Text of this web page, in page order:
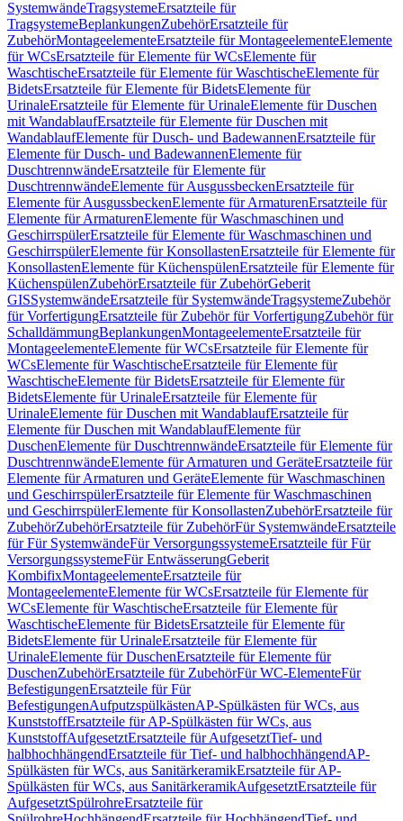
SystemwändeTragsystemeErsatzteile für
TragsystemeBeplankungenZubehörErsatzteile für
ZubehörMontageelementeErsatzteile für MontageelementeElemente
für WCsErsatzteile für Elemente für WCsElemente für
WaschtischeErsatzteile für Elemente für WaschtischeElemente für
BidetsErsatzteile für Elemente für BidetsElemente für
UrinaleErsatzteile für Elemente für UrinaleElemente für Duschen
mit WandablaufErsatzteile für Elemente für Duschen mit
WandablaufElemente für Dusch- und BadewannenErsatzteile für
Elemente für Dusch- und BadewannenElemente für
DuschtrennwändeErsatzteile für Elemente für
DuschtrennwändeElemente für AusgussbeckenErsatzteile für
Elemente für AusgussbeckenElemente für ArmaturenErsatzteile für
Elemente für ArmaturenElemente für Waschmaschinen und
GeschirrspülerErsatzteile für Elemente für Waschmaschinen und
GeschirrspülerElemente für KonsollastenErsatzteile für Elemente für
KonsollastenElemente für KüchenspülenErsatzteile für Elemente für
KüchenspülenZubehörErsatzteile für ZubehörGeberit
GISSystemwändeErsatzteile für SystemwändeTragsystemeZubehör
für VorfertigungErsatzteile für Zubehör für VorfertigungZubehör für
SchalldämmungBeplankungenMontageelementeErsatzteile für
MontageelementeElemente für WCsErsatzteile für Elemente für
WCsElemente für WaschtischeErsatzteile für Elemente für
WaschtischeElemente für BidetsErsatzteile für Elemente für
BidetsElemente für UrinaleErsatzteile für Elemente für
UrinaleElemente für Duschen mit WandablaufErsatzteile für
Elemente für Duschen mit WandablaufElemente für
DuschenElemente für DuschtrennwändeErsatzteile für Elemente für
DuschtrennwändeElemente für Armaturen und GeräteErsatzteile für
Elemente für Armaturen und GeräteElemente für Waschmaschinen
und GeschirrspülerErsatzteile für Elemente für Waschmaschinen
und GeschirrspülerElemente für KonsollastenZubehörErsatzteile für
ZubehörZubehörErsatzteile für ZubehörFür SystemwändeErsatzteile
für Für SystemwändeFür VersorgungssystemeErsatzteile für Für
VersorgungssystemeFür EntwässerungGeberit
KombifixMontageelementeErsatzteile für
MontageelementeElemente für WCsErsatzteile für Elemente für
WCsElemente für WaschtischeErsatzteile für Elemente für
WaschtischeElemente für BidetsErsatzteile für Elemente für
BidetsElemente für UrinaleErsatzteile für Elemente für
UrinaleElemente für DuschenErsatzteile für Elemente für
DuschenZubehörErsatzteile für ZubehörFür WC-ElementeFür
BefestigungenErsatzteile für Für
BefestigungenAufputzspülkästenAP-Spülkästen für WCs, aus
KunststoffErsatzteile für AP-Spülkästen für WCs, aus
KunststoffAufgesetztErsatzteile für AufgesetztTief- und
halbhochhängendErsatzteile für Tief- und halbhochhängendAP-
Spülkästen für WCs, aus SanitärkeramikErsatzteile für AP-
Spülkästen für WCs, aus SanitärkeramikAufgesetztErsatzteile für
AufgesetztSpülrohreErsatzteile für